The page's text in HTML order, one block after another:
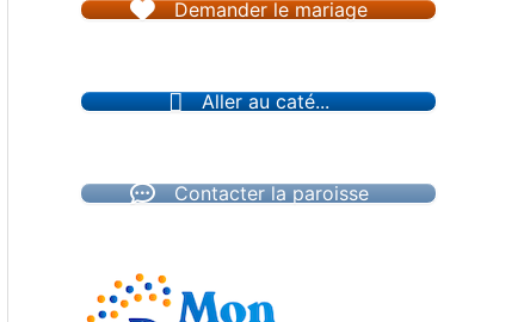
Demander le mariage
Aller au caté...
Contacter la paroisse